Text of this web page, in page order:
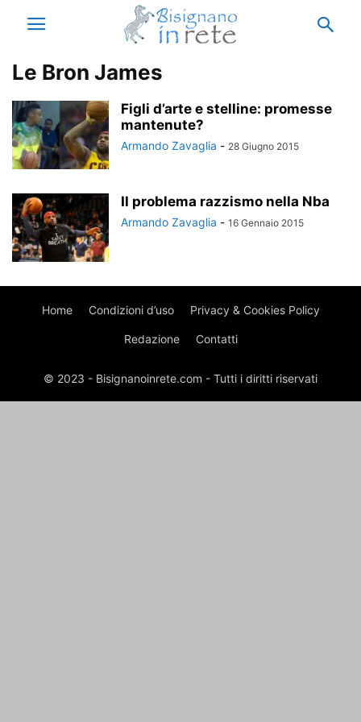
Le Bron James
Figli d’arte e stelline: promesse
mantenute?
Armando Zavaglia - 28 Giugno 2015
Il problema razzismo nella Nba
Armando Zavaglia - 16 Gennaio 2015
Home Condizioni d’uso Privacy & Cookies Policy
Redazione Contatti
© 2023 - Bisignanoinrete.com - Tutti i diritti riservati